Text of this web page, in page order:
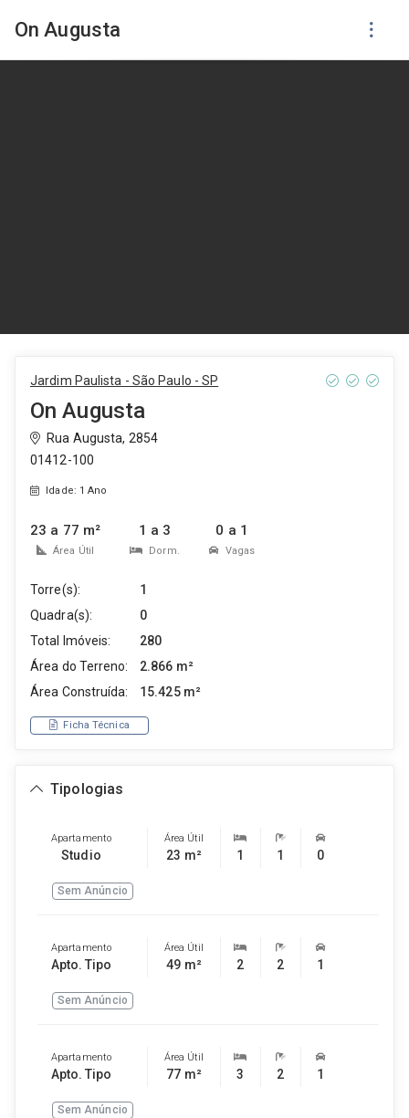
On Augusta
Jardim Paulista - São Paulo - SP
On Augusta
Rua Augusta, 2854
01412-100
Idade: 1 Ano
23 a 77 m²
Área Útil
1 a 3
Dorm.
0 a 1
Vagas
Torre(s):
1
Quadra(s):
0
Total Imóveis:
280
Área do Terreno:
2.866 m²
Área Construída:
15.425 m²
Ficha Técnica
Tipologias
Apartamento
Studio
Área Útil
23 m² 1 1 0
Sem Anúncio
Apartamento
Apto. Tipo
Área Útil
49 m² 2 2 1
Sem Anúncio
Apartamento
Apto. Tipo
Área Útil
77 m² 3 2 1
Sem Anúncio